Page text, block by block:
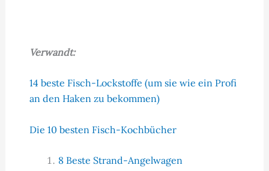
Verwandt:
14 beste Fisch-Lockstoffe (um sie wie ein Profi
an den Haken zu bekommen)
Die 10 besten Fisch-Kochbücher
8 Beste Strand-Angelwagen